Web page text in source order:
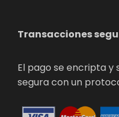
Transacciones
El pago se encripta
segura con un